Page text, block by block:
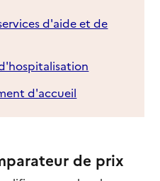
d'aide et de
d'accueil
de prix